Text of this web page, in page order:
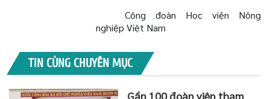
Công đoàn Học viện Nông
nghiệp Việt Nam
TIN CÙNG CHUYÊN MỤC
Gần 100 đoàn viên tham